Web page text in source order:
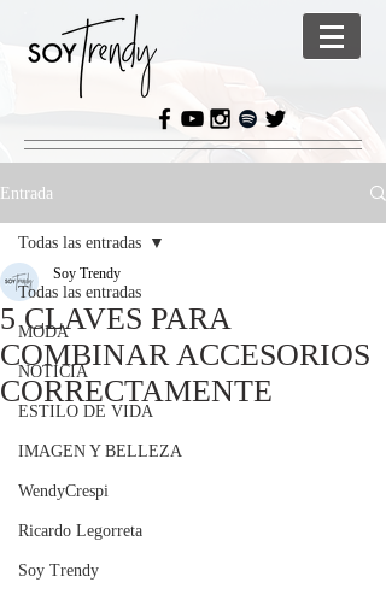
Entrada
Todas las entradas
MODA
NOTICIA
ESTILO DE VIDA
IMAGEN Y BELLEZA
WendyCrespi
Ricardo Legorreta
Soy Trendy
Todas las entradas
5 CLAVES PARA
COMBINAR ACCESORIOS
CORRECTAMENTE
Soy Trendy